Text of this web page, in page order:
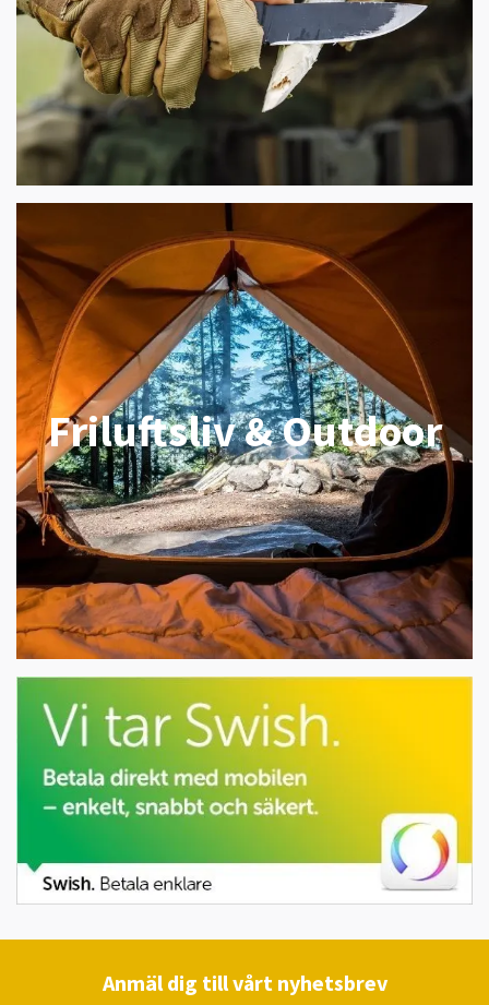
Friluftsliv & Outdoor
Anmäl dig till vårt nyhetsbrev